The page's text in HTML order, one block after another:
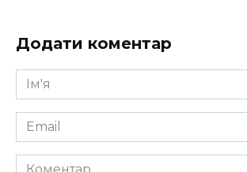
Додати коментар
Ім'я
*
Email
*
Коментар